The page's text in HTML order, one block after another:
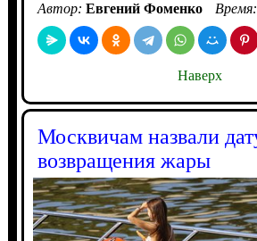
Автор: Евгений Фоменко Время:
Наверх
Москвичам назвали
возвращения жары